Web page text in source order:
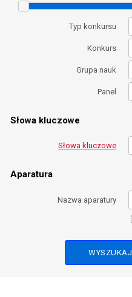
Typ konkursu
Konkurs
Grupa nauk
Panel
Słowa kluczowe
Słowa kluczowe
Aparatura
Nazwa aparatury